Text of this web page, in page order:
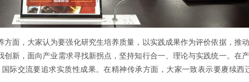
面，大家认为要强化研究生培养质量，以实践成果作为评价依据，推
新，面向产业需求寻找新拐点，坚持知行合一、理论与实践统一。在
际交流要追求实质性成果。在精神传承方面，大家一致表示要赓续西